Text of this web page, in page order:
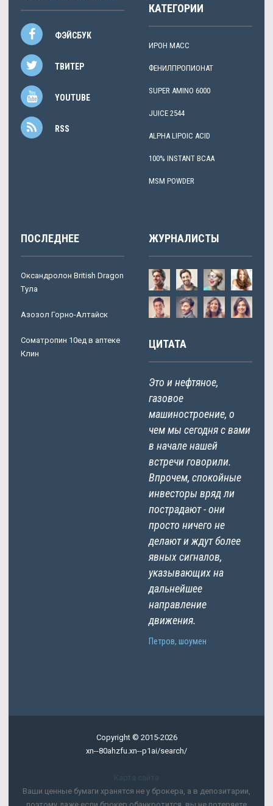
ФЭЙСБУК
ТВИТЕР
YOUTUBE
RSS
КАТЕГОРИИ
ИРОН МАСС
ФЕНИЛПРОПИОНАТ
SUPER AMINO 6000
JUICE 2544
ALPHA LIPOIC ACID
100% INSTANT BCAA
MSM POWDER
ПОСЛЕДНЕЕ
Оксандролон British Dragon
Тула
Азозол Горно-Алтайск
Cоматропин 10ед в аптеке
Клин
ЖУРНАЛИСТЫ
ЦИТАТА
Это и нефтяное,
газовое
машиностроение, о
чем мы сегодня с вами
в начале нашей
встречи говорили.
Впрочем, спокойные
инвесторы вряд ли
пострадают - они
просто ничего не
делают и ждут более
явных сигналов,
указывающих на
дальнейшее
направление
движения.
Петров, шоумен
Copyright © 2015-2026
xn--80ahzfu.xn--p1ai/search/
Карта сайта
Ваши ценные бумаги хранятся не у брокера, а в депозитарии,